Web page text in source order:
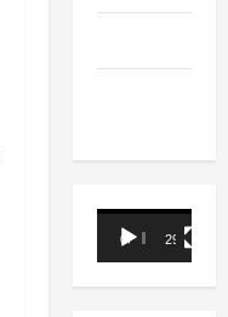
Lecteur
vidéo
00:00 29:21